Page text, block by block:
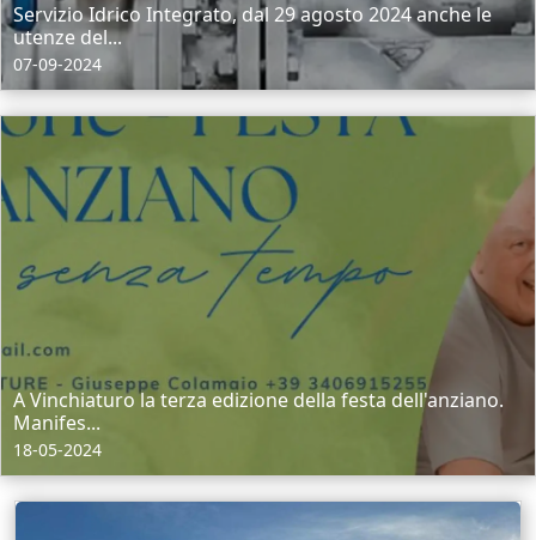
Servizio Idrico Integrato, dal 29 agosto 2024 anche le
utenze del...
07-09-2024
A Vinchiaturo la terza edizione della festa dell'anziano.
Manifes...
18-05-2024